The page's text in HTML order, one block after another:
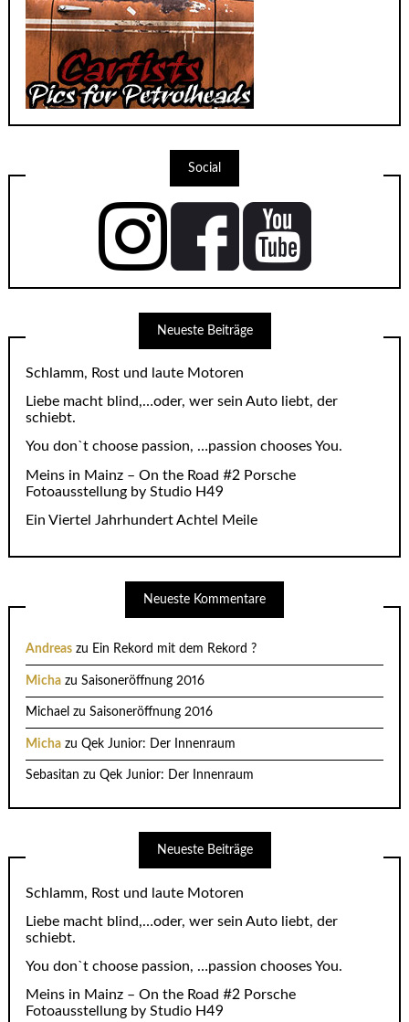
Social
Neueste Beiträge
Schlamm, Rost und laute Motoren
Liebe macht blind,…oder, wer sein Auto liebt, der
schiebt.
You don`t choose passion, …passion chooses You.
Meins in Mainz – On the Road #2 Porsche
Fotoausstellung by Studio H49
Ein Viertel Jahrhundert Achtel Meile
Neueste Kommentare
Andreas zu Ein Rekord mit dem Rekord ?
Micha zuSaisoneröffnung 2016
Michael zuSaisoneröffnung 2016
Micha zuQek Junior: Der Innenraum
Sebasitan zuQek Junior: Der Innenraum
Neueste Beiträge
Schlamm, Rost und laute Motoren
Liebe macht blind,…oder, wer sein Auto liebt, der
schiebt.
You don`t choose passion, …passion chooses You.
Meins in Mainz – On the Road #2 Porsche
Fotoausstellung by Studio H49